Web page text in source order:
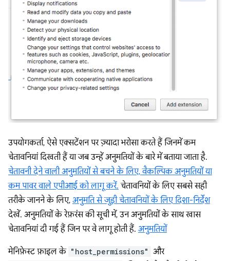
उपयोगकर्ता, ऐसे एक्सटेंशन पर ज़्यादा भरोसा करते हैं जिनमें कम
चेतावनियां दिखती हैं या जब उन्हें अनुमतियों के बारे में बताया जाता है.
चेतावनी देने वाली अनुमतियों से बचने के लिए, वैकल्पिक अनुमतियों या
कम पावर वाले एपीआई को लागू करें. चेतावनियों के लिए सबसे सही
तरीके जानने के लिए, अनुमति से जुड़ी चेतावनियों के लिए दिशा-निर्देश
देखें. अनुमतियों के रेफ़रंस की सूची में, उन अनुमतियों के साथ खास
चेतावनियां दी गई हैं जिन पर वे लागू होती हैं. अनुमतियों
मेनिफ़ेस्ट फ़ाइल के "host_permissions" और